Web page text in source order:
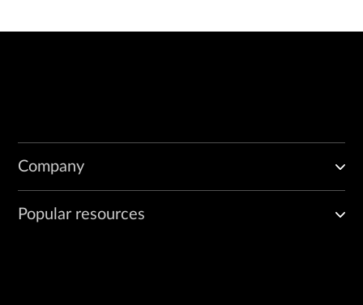
Company
Popular resources